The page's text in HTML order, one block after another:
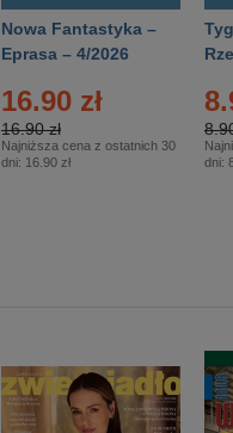
Nowa Fantastyka –
Eprasa – 4/2026
16.90 zł
16.90 zł
Najniższa cena z ostatnich 30
dni: 16.90 zł
dni: